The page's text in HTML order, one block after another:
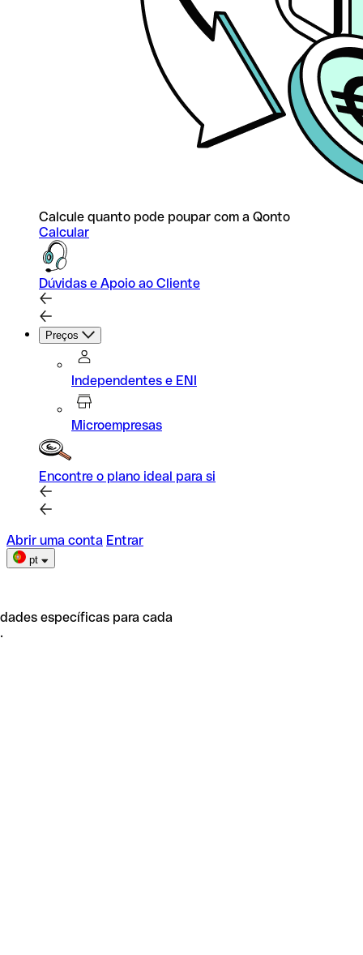
Calcule quanto pode poupar com a Qonto
Calcular
Dúvidas e Apoio ao Cliente
Preços
Independentes e ENI
Microempresas
Encontre o plano ideal para si
Abrir uma conta Entrar
pt
específicas para cada